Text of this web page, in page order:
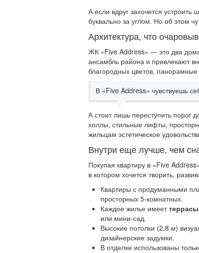
А если вдруг захочется
буквально за углом. Но об этом
Архитектура, что
ЖК «Five Address» — это два
ансамбль района и привлекают
благородных цветов,
В «Five Address» чувствуешь
А стоит лишь переступить порог
холлы, стильные лифты,
жильцам эстетическое
Внутри еще лучше, чем
Покупая квартиру в «Five
в котором хочется творить,
Квартиры с продуманными
просторных 5-комнатных.
Каждое жилье имеет
или мини-сад.
Высокие потолки (2,8 м)
дизайнерские задумки.
В отделке использованы